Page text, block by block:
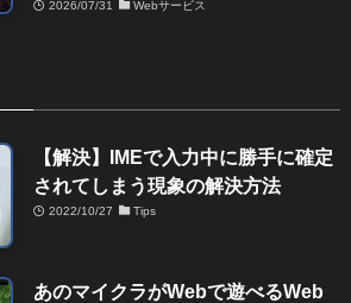
2026/07/31 Webサービス
【解決】IMEで入力中に勝手に確定
されてしまう現象の解決方法
2022/10/27 Tips
あのマイクラがWebで遊べるWeb